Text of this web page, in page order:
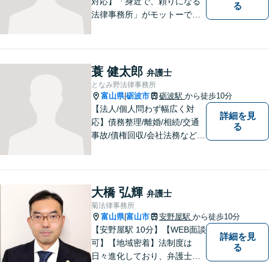
法律事務所」がモットーで
す。お悩みになる前に、ご相
談ください。【24Hメール受
付】
る
蓑 健太郎 弁護士
となみ野法律事務所
富山県|砺波市 砺波駅 から徒歩10分
【法人/個人問わず幅広く対
応】債務整理/離婚/相続/交通
事故/債権回収/会社法務など幅
ますので、ぜひ一度ご相談く
ださい。【JR「砺波駅」10
分】
詳細を見
る
大橋 弘輝 弁護士
菊法律事務所
富山県|富山市 安野屋駅 から徒歩10分
【安野屋駅 10分】【WEB面談
可】【地域密着】法制度は
日々進化しており、弁護士に
詳細を見
る